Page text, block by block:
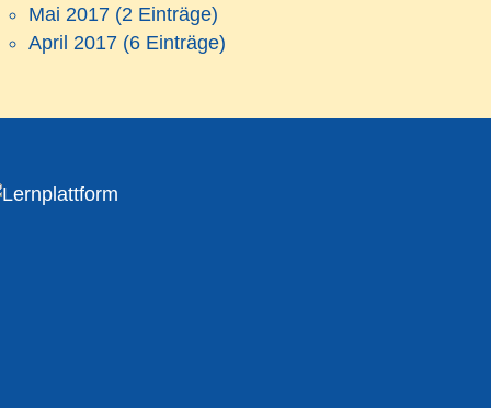
Mai 2017 (2 Einträge)
April 2017 (6 Einträge)